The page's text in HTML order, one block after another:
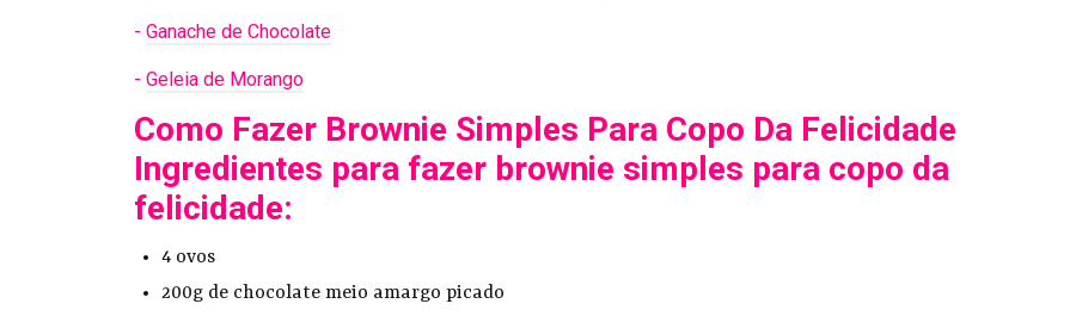
- Ganache de Chocolate
- Geleia de Morango
Como Fazer Brownie Simples Para Copo Da Felicidade
Ingredientes para fazer brownie simples para copo da
felicidade:
4 ovos
200g de chocolate meio amargo picado